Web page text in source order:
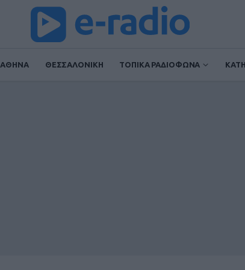
ΑΘΗΝΑ ΘΕΣΣΑΛΟΝΙΚΗ ΤΟΠΙΚΑ ΡΑΔΙΟΦΩΝΑ